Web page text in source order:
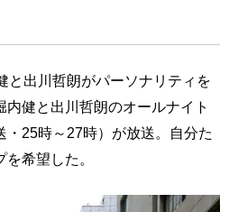
と出川哲朗がパーソナリティを
健と出川哲朗のオールナイト
・25時～27時）が放送。自分た
希望した。